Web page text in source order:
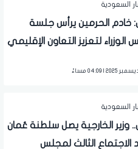
السعودية
خادم الحرمين يرأس جلسة
لتعزيز التعاون الإقليمي
السعودية
وزير الخارجية يصل سلطنة عُمان
الاجتماع الثالث لمجلس